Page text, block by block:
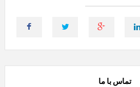
تماس با ما